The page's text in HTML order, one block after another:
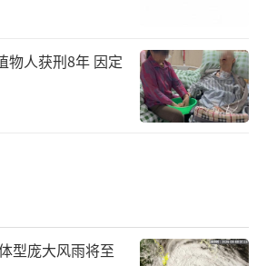
物人获刑8年 因定
型庞大风雨将至